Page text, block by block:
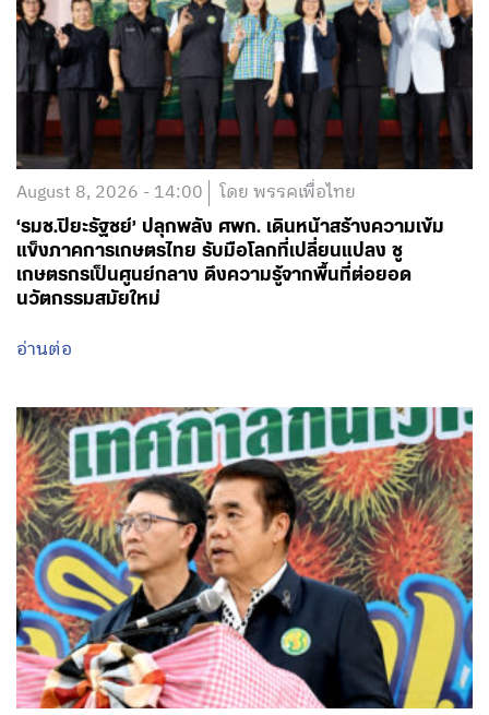
August 8, 2026 - 14:00 โดย พรรคเพื่อไทย
‘รมช.ปิยะรัฐชย์’ ปลุกพลัง ศพก. เดินหน้าสร้างความเข้ม
แข็งภาคการเกษตรไทย รับมือโลกที่เปลี่ยนแปลง ชู
เกษตรกรเป็นศูนย์กลาง ดึงความรู้จากพื้นที่ต่อยอด
นวัตกรรมสมัยใหม่
อ่านต่อ